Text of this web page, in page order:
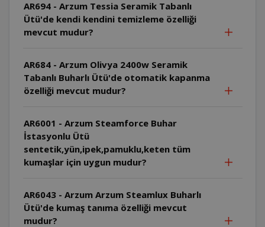
AR694 - Arzum Tessia Seramik Tabanlı
Ütü'de kendi kendini temizleme özelliği
mevcut mudur?
AR684 - Arzum Olivya 2400w Seramik
Tabanlı Buharlı Ütü'de otomatik kapanma
özelliği mevcut mudur?
AR6001 - Arzum Steamforce Buhar
İstasyonlu Ütü
sentetik,yün,ipek,pamuklu,keten tüm
kumaşlar için uygun mudur?
AR6043 - Arzum Arzum Steamlux Buharlı
Ütü'de kumaş tanıma özelliği mevcut
mudur?